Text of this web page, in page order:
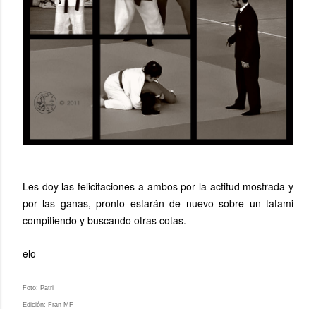
Les doy las felicitaciones a ambos por la actitud mostrada y
por las ganas, pronto estarán de nuevo sobre un tatami
compitiendo y buscando otras cotas.
elo
Foto: Patri
Edición: Fran MF